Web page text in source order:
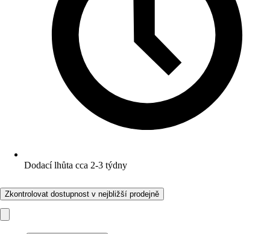
Dodací lhůta cca 2-3 týdny
Zkontrolovat dostupnost v nejbližší prodejně